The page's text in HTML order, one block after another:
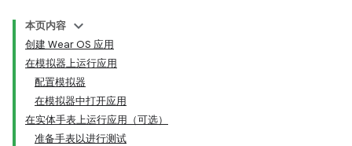
本页内容
创建 Wear OS 应用
在模拟器上运行应用
配置模拟器
在模拟器中打开应用
在实体手表上运行应用（可选）
准备手表以进行测试